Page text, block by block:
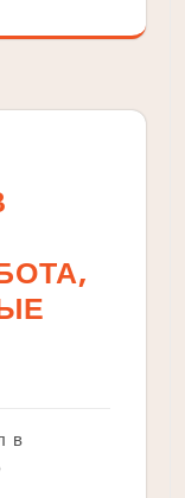
в